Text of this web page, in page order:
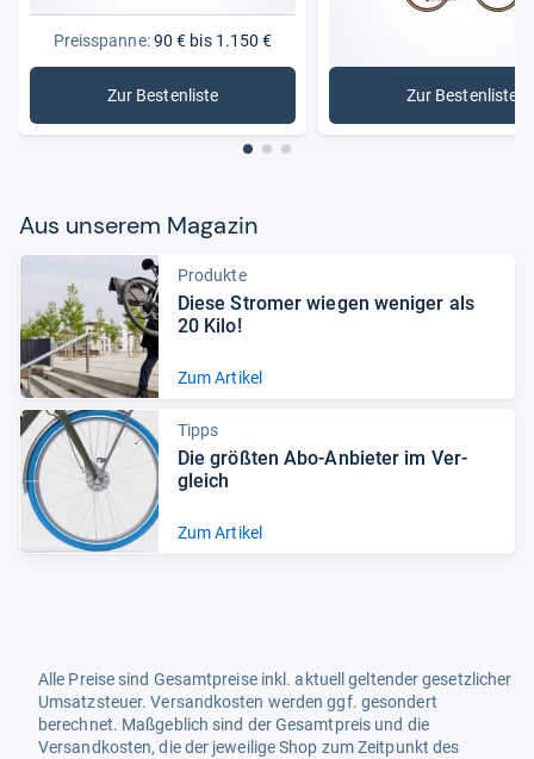
Preisspanne:90 € bis 1.150 €
Zur Bestenliste
: Fahrräder Zur Bestenliste
: Bulls
Aus unse­rem Maga­zin
Produkte
Diese Stro­mer wie­gen weni­ger als
20 Kilo!
Zum Artikel
Tipps
Die größ­ten Abo-​Anbie­ter im Ver­
gleich
Zum Artikel
Alle Preise sind Gesamtpreise inkl. aktuell geltender gesetzlicher
Umsatzsteuer. Versandkosten werden ggf. gesondert
berechnet. Maßgeblich sind der Gesamtpreis und die
Versandkosten, die der jeweilige Shop zum Zeitpunkt des